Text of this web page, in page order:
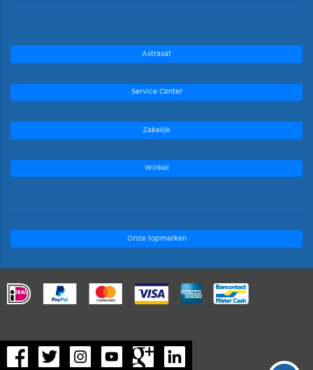
Astrasat
Service Center
Zakelijk
Winkel
Onze topmerken
.